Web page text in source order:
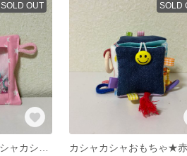
SOLD OUT SOLD